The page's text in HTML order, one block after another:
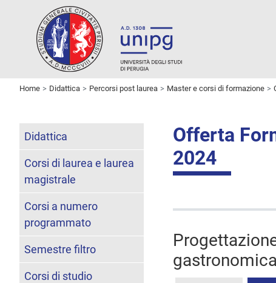
Home Didattica Percorsi post laurea Master e corsi di formazione
Offerta
2024
gastronomica
Didattica
Corsi di laurea e laurea
magistrale
Corsi a numero
programmato
Semestre filtro
Corsi di studio